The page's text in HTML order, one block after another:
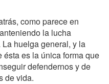
como parece en
la lucha
huelga general, y la
ésta es la única forma que
defendernos y de
de vida.